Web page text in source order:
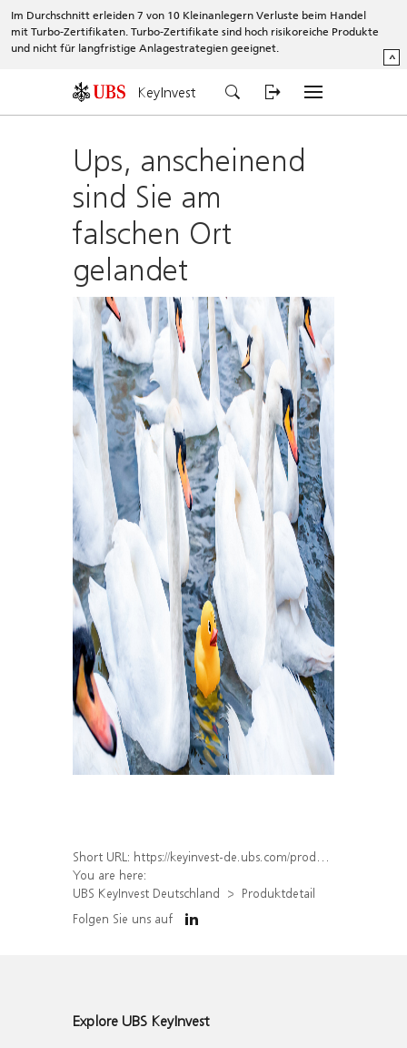
Im Durchschnitt erleiden 7 von 10 Kleinanlegern Verluste beim Handel
mit Turbo-Zertifikaten. Turbo-Zertifikate sind hoch risikoreiche Produkte
und nicht für langfristige Anlagestrategien geeignet.
^
KeyInvest
Ups, anscheinend
sind Sie am
falschen Ort
gelandet
Short URL: https://keyinvest-de.ubs.com/produkt/detail/index/isin/DE000WA78MM5
You are here:
UBS KeyInvest Deutschland
Produktdetail
Folgen Sie uns auf
Explore UBS KeyInvest